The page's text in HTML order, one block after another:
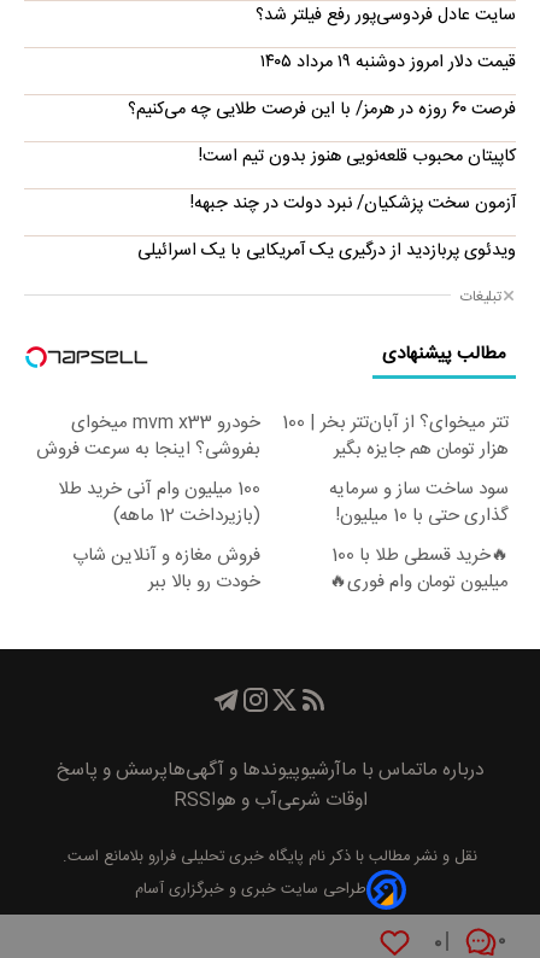
۰ ۰
سایت عادل فردوسی‌پور رفع فیلتر شد؟
قیمت دلار امروز دوشنبه ۱۹ مرداد ۱۴۰۵
فرصت ۶۰ روزه در هرمز/ با این فرصت طلایی چه می‌کنیم؟
کاپیتان محبوب قلعه‌نویی هنوز بدون تیم است!
آزمون سخت پزشکیان/ نبرد دولت در چند جبهه!
ویدئوی پربازدید از درگیری یک آمریکایی با یک اسرائیلی
تبلیغات
مطالب پیشنهادی
تتر میخوای؟ از آبان‌تتر بخر | 100
هزار تومان هم جایزه بگیر
خودرو mvm x33 میخوای
بفروشی؟ اینجا به سرعت فروش
میره
سود ساخت ساز و سرمایه
گذاری حتی با 10 میلیون!
100 میلیون وام آنی خرید طلا
(بازپرداخت 12 ماهه)
🔥خرید قسطی طلا با 100
میلیون تومان وام فوری🔥
فروش مغازه و آنلاین شاپ
خودت رو بالا ببر
درباره ماتماس با ماآرشیوپیوند‌ها و آگهی‌هاپرسش و پاسخ
اوقات شرعیآب و هواRSS
نقل و نشر مطالب با ذکر نام پايگاه خبری تحليلی فرارو بلامانع است.
طراحی سایت خبری و خبرگزاری آسام